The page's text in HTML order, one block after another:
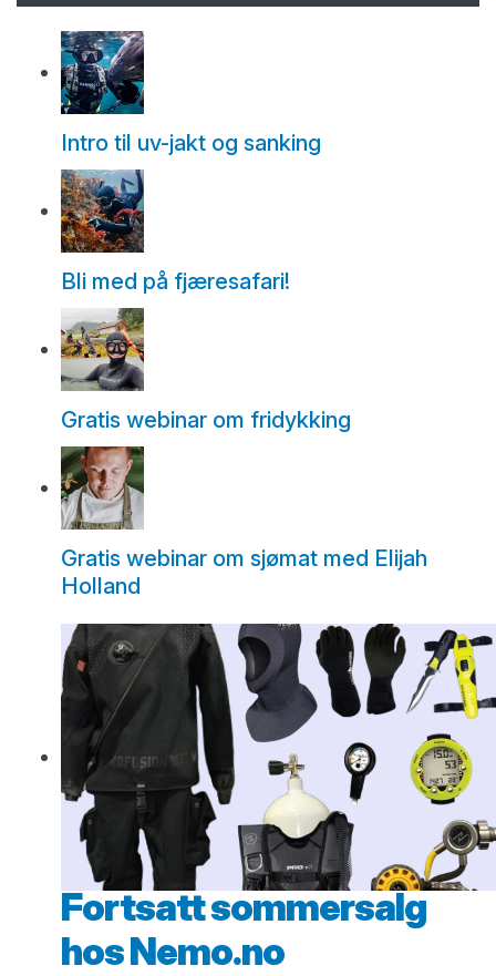
Intro til uv-jakt og sanking
Bli med på fjæresafari!
Gratis webinar om fridykking
Gratis webinar om sjømat med Elijah
Holland
Fortsatt sommersalg
hos Nemo.no